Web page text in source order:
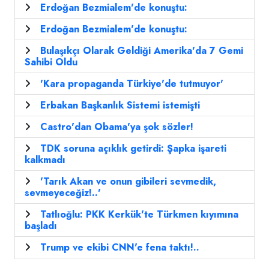
Erdoğan Bezmialem'de konuştu:
Erdoğan Bezmialem'de konuştu:
Bulaşıkçı Olarak Geldiği Amerika'da 7 Gemi
Sahibi Oldu
'Kara propaganda Türkiye'de tutmuyor'
Erbakan Başkanlık Sistemi istemişti
Castro'dan Obama'ya şok sözler!
TDK soruna açıklık getirdi: Şapka işareti
kalkmadı
'Tarık Akan ve onun gibileri sevmedik,
sevmeyeceğiz!..'
Tatlıoğlu: PKK Kerkük'te Türkmen kıyımına
başladı
Trump ve ekibi CNN'e fena taktı!..